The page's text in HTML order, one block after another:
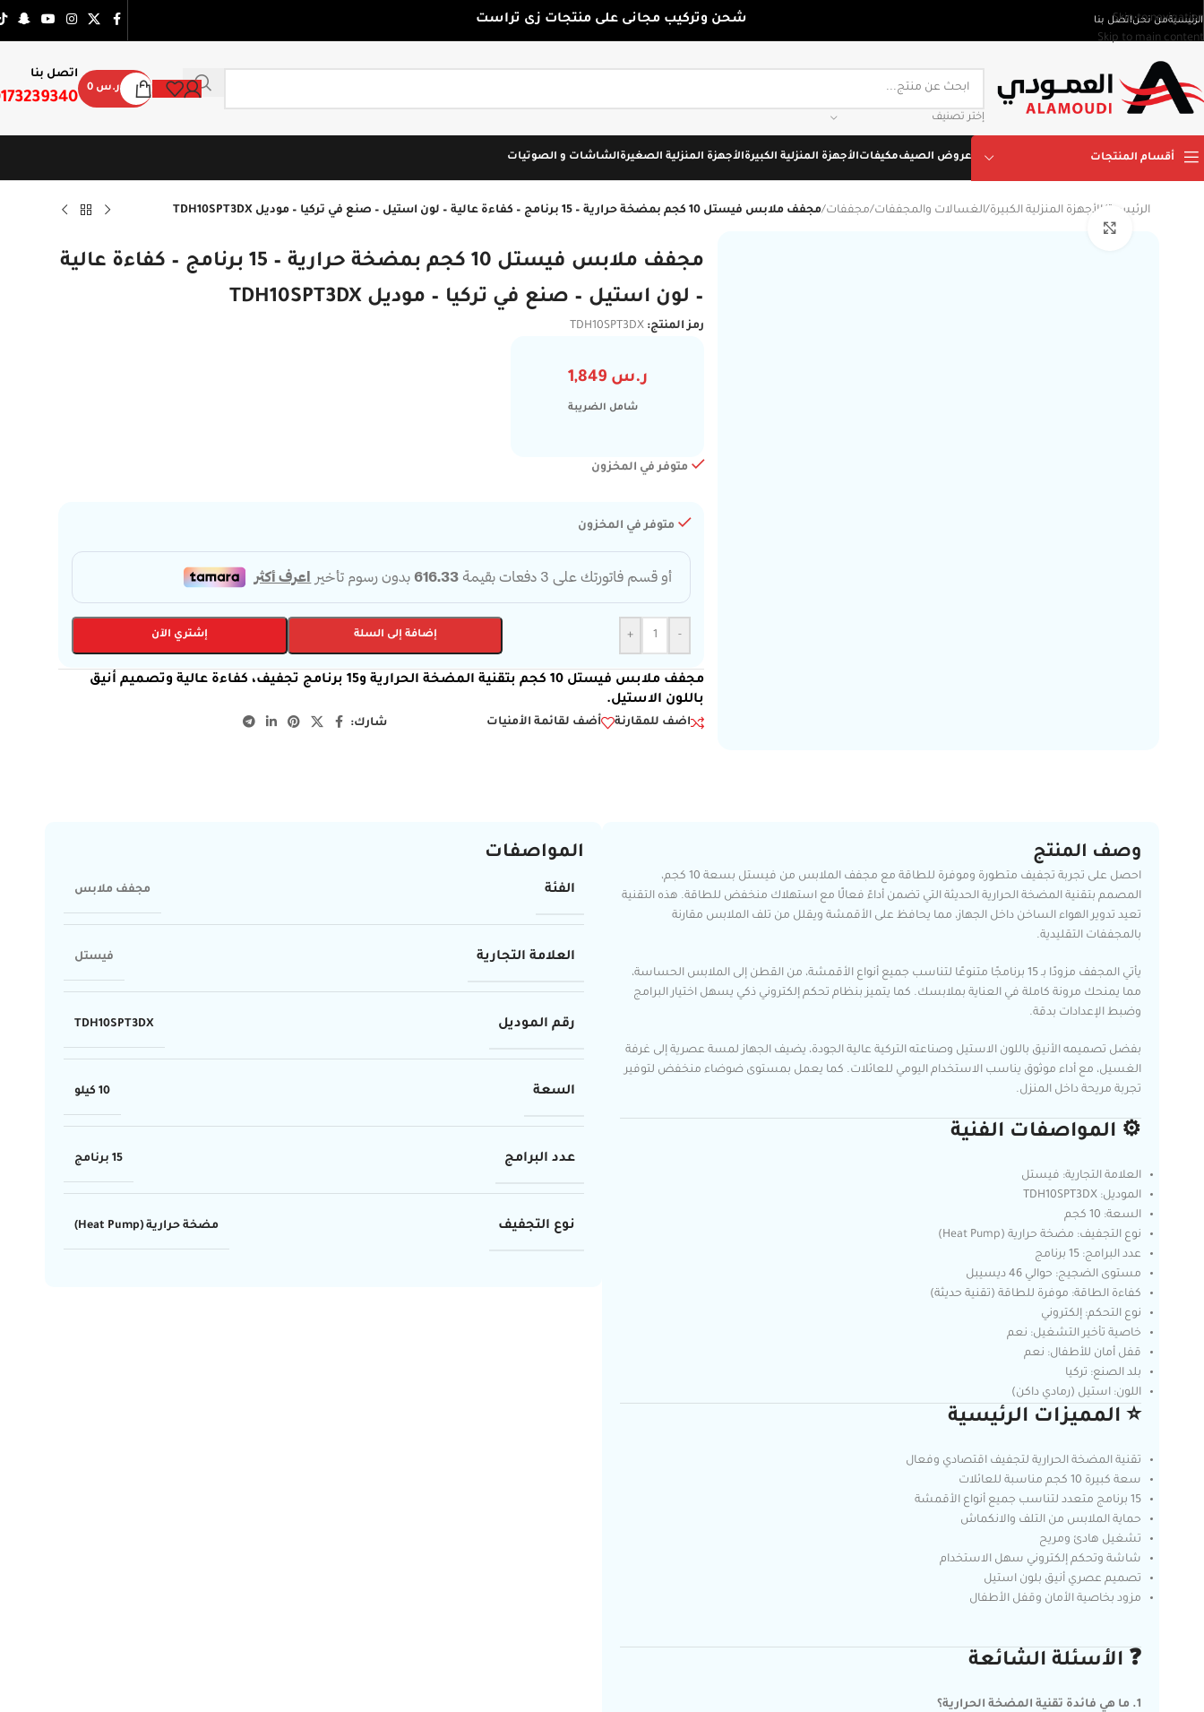
Skip to navigation
Skip to main content
الرئيسيةمن نحناتصل بنا شحن وتركيب مجانى على منتجات زى تراست
إختر تصنيف
ر.س
اتصل بنا
أقسام المنتجات عروض الصيفمكيفاتالأجهزة المنزلية الكبيرةالأجهزة المنزلية الصغيرةالشاشات و الصوتيات
الرئيسية / الأجهزة المنزلية الكبيرة/الغسالات والمجففات/مجففات/مجفف ملابس فيستل 10 كجم بمضخة حرارية – 15 برنامج – كفاءة عالية – لون استيل – صنع في تركيا – موديل TDH10SPT3DX
مجفف ملابس فيستل 10 كجم بمضخة حرارية – 15 برنامج – كفاءة عالية
– لون استيل – صنع في تركيا – موديل TDH10SPT3DX
رمز المنتج: TDH10SPT3DX
ر.س 1,849
شامل الضريبة
متوفر في المخزون
متوفر في المخزون
-
+ إضافة إلى السلة إشتري الآن
مجفف ملابس فيستل 10 كجم بتقنية المضخة الحرارية و15 برنامج تجفيف، كفاءة عالية وتصميم أنيق
باللون الاستيل.
اضف للمقارنة أضف لقائمة الأمنيات شارك:
وصف المنتج
احصل على تجربة تجفيف متطورة وموفرة للطاقة مع مجفف الملابس من فيستل بسعة 10 كجم،
المصمم بتقنية المضخة الحرارية الحديثة التي تضمن أداءً فعالًا مع استهلاك منخفض للطاقة. هذه التقنية
تعيد تدوير الهواء الساخن داخل الجهاز، مما يحافظ على الأقمشة ويقلل من تلف الملابس مقارنة
بالمجففات التقليدية.
يأتي المجفف مزودًا بـ 15 برنامجًا متنوعًا لتناسب جميع أنواع الأقمشة، من القطن إلى الملابس الحساسة،
مما يمنحك مرونة كاملة في العناية بملابسك. كما يتميز بنظام تحكم إلكتروني ذكي يسهل اختيار البرامج
وضبط الإعدادات بدقة.
بفضل تصميمه الأنيق باللون الاستيل وصناعته التركية عالية الجودة، يضيف الجهاز لمسة عصرية إلى غرفة
الغسيل، مع أداء موثوق يناسب الاستخدام اليومي للعائلات. كما يعمل بمستوى ضوضاء منخفض لتوفير
تجربة مريحة داخل المنزل.
⚙️ المواصفات الفنية
العلامة التجارية: فيستل
الموديل: TDH10SPT3DX
السعة: 10 كجم
نوع التجفيف: مضخة حرارية (Heat Pump)
عدد البرامج: 15 برنامج
مستوى الضجيج: حوالي 46 ديسيبل
كفاءة الطاقة: موفرة للطاقة (تقنية حديثة)
نوع التحكم: إلكتروني
خاصية تأخير التشغيل: نعم
قفل أمان للأطفال: نعم
بلد الصنع: تركيا
اللون: استيل (رمادي داكن)
⭐ المميزات الرئيسية
تقنية المضخة الحرارية لتجفيف اقتصادي وفعال
سعة كبيرة 10 كجم مناسبة للعائلات
15 برنامج متعدد لتناسب جميع أنواع الأقمشة
حماية الملابس من التلف والانكماش
تشغيل هادئ ومريح
شاشة وتحكم إلكتروني سهل الاستخدام
تصميم عصري أنيق بلون استيل
مزود بخاصية الأمان وقفل الأطفال
❓ الأسئلة الشائعة
1. ما هي فائدة تقنية المضخة الحرارية؟
المواصفات
الفئة مجفف ملابس
العلامة التجارية فيستل
رقم الموديل TDH10SPT3DX
السعة 10 كيلو
عدد البرامج 15 برنامج
نوع التجفيف مضخة حرارية (Heat Pump)